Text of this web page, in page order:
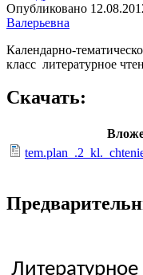
Опубликовано
Валерьевна
Календарно-
класс литературное
Скачать:
Литературное